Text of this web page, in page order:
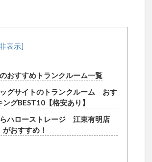
おすすめトランクルーム一覧
グサイトのトランクルーム おす
グBEST10【格安あり】
ハローストレージ 江東有明店
がおすすめ！